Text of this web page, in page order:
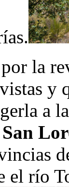
la
y
a
el río